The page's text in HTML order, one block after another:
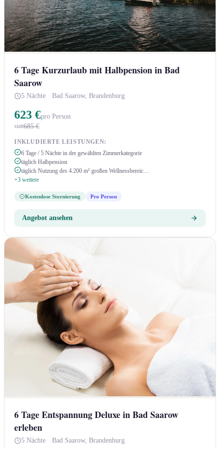
6 Tage Kurzurlaub mit Halbpension in Bad
Saarow
5 Nächte · Bad Saarow, Brandenburg
623 €pro Person
statt685 €
INKLUDIERTE LEISTUNGEN:
6 Tage / 5 Nächte in der gewählten Zimmerkategorie
täglich Halbpension
täglich Nutzung des 4.200 m² großen Wellnessbereic…
+3 weitere
Kostenlose Stornierung Pro Person
Angebot ansehen
6 Tage Entspannung Deluxe in Bad Saarow
erleben
5 Nächte · Bad Saarow, Brandenburg